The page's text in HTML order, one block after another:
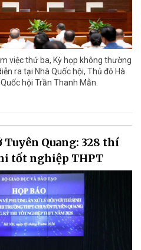
việc thứ ba, Kỳ họp không thường
ra tại Nhà Quốc hội, Thủ đô Hà
hội Trần Thanh Mẫn.
Tuyên Quang: 328 thí
tốt nghiệp THPT